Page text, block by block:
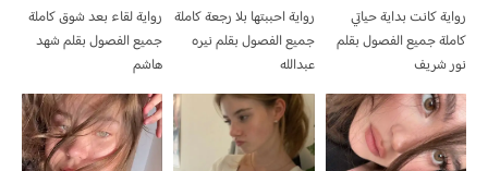
رواية كانت بداية حياتي
كاملة جميع الفصول بقلم
نور شريف
رواية احببتها بلا رجعة كاملة
جميع الفصول بقلم نيره
عبدالله
رواية لقاء بعد شوق كاملة
جميع الفصول بقلم شهد
هاشم